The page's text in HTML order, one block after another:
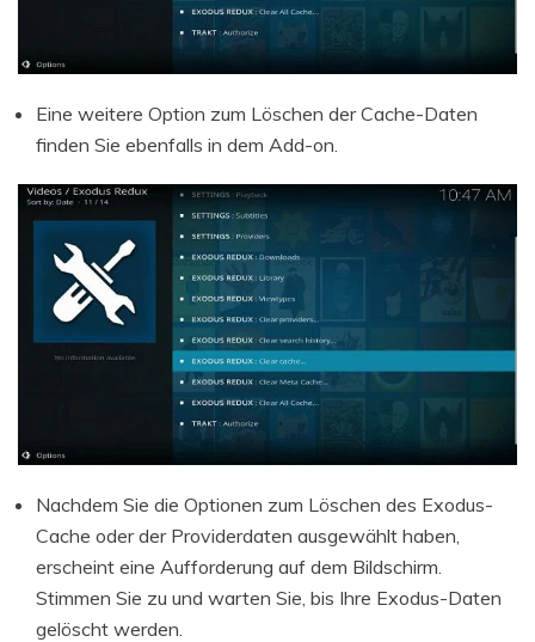
Eine weitere Option zum Löschen der Cache-Daten
finden Sie ebenfalls in dem Add-on.
Nachdem Sie die Optionen zum Löschen des Exodus-
Cache oder der Providerdaten ausgewählt haben,
erscheint eine Aufforderung auf dem Bildschirm.
Stimmen Sie zu und warten Sie, bis Ihre Exodus-Daten
gelöscht werden.